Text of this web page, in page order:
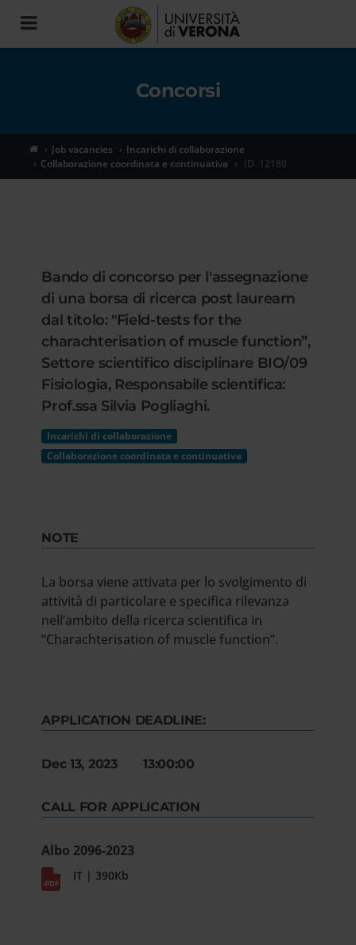
Toggle
navigation
Concorsi
Job vacancies
Incarichi di collaborazione
Collaborazione coordinata e continuativa
ID. 12180
Bando di concorso per l'assegnazione
di una borsa di ricerca post lauream
dal titolo: "Field-tests for the
charachterisation of muscle function”,
Settore scientifico disciplinare BIO/09
Fisiologia, Responsabile scientifica:
Prof.ssa Silvia Pogliaghi.
Incarichi di collaborazione
Collaborazione coordinata e continuativa
NOTE
La borsa viene attivata per lo svolgimento di
attività di particolare e specifica rilevanza
nell’ambito della ricerca scientifica in
“Charachterisation of muscle function”.
APPLICATION DEADLINE:
Dec 13, 2023 13:00:00
CALL FOR APPLICATION
Albo 2096-2023
IT | 390Kb